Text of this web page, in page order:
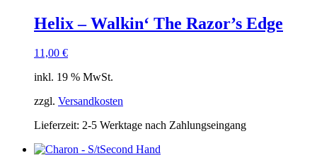
Helix – Walkin‘ The Razor’s Edge
11,00 €
inkl. 19 % MwSt.
zzgl. Versandkosten
Lieferzeit: 2-5 Werktage nach Zahlungseingang
Second Hand